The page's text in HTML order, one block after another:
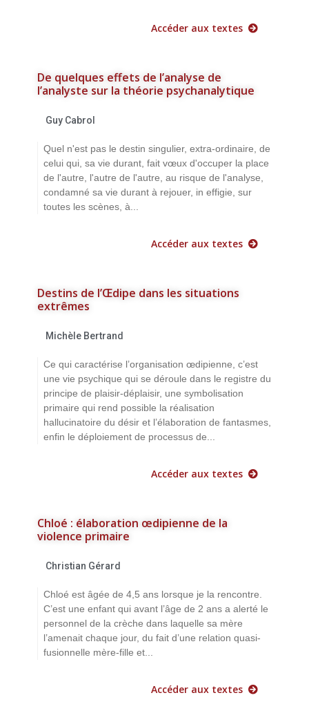
Accéder aux textes
De quelques effets de l’analyse de
l’analyste sur la théorie psychanalytique
Guy Cabrol
Quel n'est pas le destin singulier, extra-ordinaire, de
celui qui, sa vie durant, fait vœux d'occuper la place
de l'autre, l'autre de l'autre, au risque de l'analyse,
condamné sa vie durant à rejouer, in effigie, sur
toutes les scènes, à...
Accéder aux textes
Destins de l’Œdipe dans les situations
extrêmes
Michèle Bertrand
Ce qui caractérise l’organisation œdipienne, c’est
une vie psychique qui se déroule dans le registre du
principe de plaisir-déplaisir, une symbolisation
primaire qui rend possible la réalisation
hallucinatoire du désir et l’élaboration de fantasmes,
enfin le déploiement de processus de...
Accéder aux textes
Chloé : élaboration œdipienne de la
violence primaire
Christian Gérard
Chloé est âgée de 4,5 ans lorsque je la rencontre.
C’est une enfant qui avant l’âge de 2 ans a alerté le
personnel de la crèche dans laquelle sa mère
l’amenait chaque jour, du fait d’une relation quasi-
fusionnelle mère-fille et...
Accéder aux textes